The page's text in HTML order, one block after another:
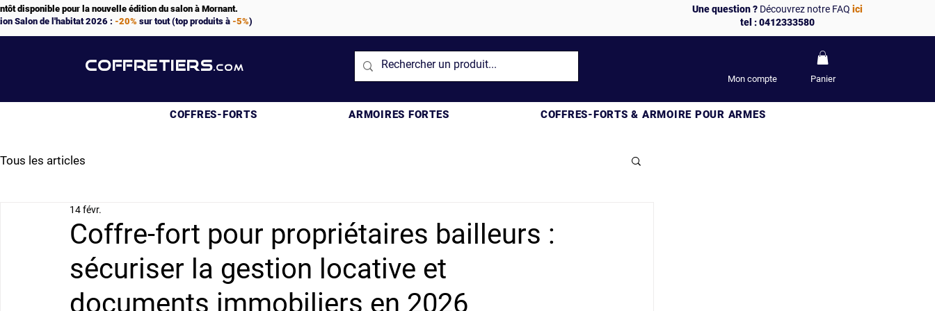
disponible pour la nouvelle édition du salon à Mornant.
Salon de l'habitat 2026 : -20% sur tout (top produits à -5%)
Une question ? Découvrez notre FAQici
tel : 0412333580
COFFRETIERS.COM
Mon compte Panier
COFFRES-FORTS ARMOIRES FORTES COFFRES-FORTS & ARMOIRE POUR ARMES
Tous les articles
Coffre-fort pour propriétaires bailleurs :
sécuriser la gestion locative et
documents immobiliers en 2026
14 févr.